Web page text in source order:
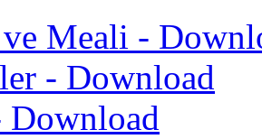
Meali -
- Download
Download